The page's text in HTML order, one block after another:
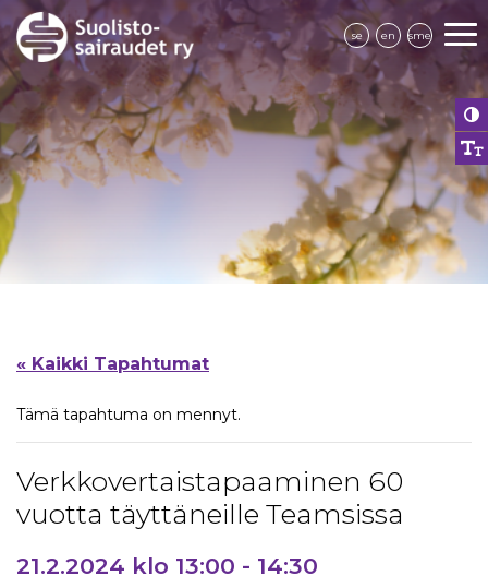
se en sme
« Kaikki Tapahtumat
Tämä tapahtuma on mennyt.
Verkkovertaistapaaminen 60
vuotta täyttäneille Teamsissa
21.2.2024 klo 13:00 - 14:30